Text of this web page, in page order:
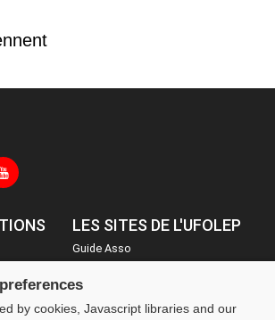
LES SITES DE L'UFOLEP
Guide Asso
Inscriptions évènements
by cookies, Javascript libraries and our